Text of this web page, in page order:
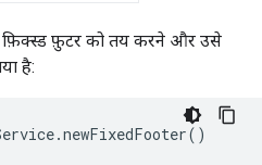
फ़िक्स्ड फ़ुटर को तय करने और उसे
है:
.newFixedFooter()